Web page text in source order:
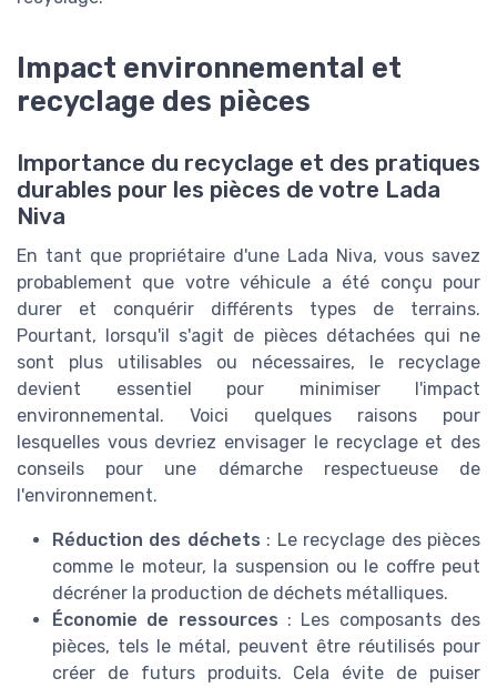
Impact environnemental et
recyclage des pièces
Importance du recyclage et des pratiques
durables pour les pièces de votre Lada
Niva
En tant que propriétaire d'une Lada Niva, vous savez
probablement que votre véhicule a été conçu pour
durer et conquérir différents types de terrains.
Pourtant, lorsqu'il s'agit de pièces détachées qui ne
sont plus utilisables ou nécessaires, le recyclage
devient essentiel pour minimiser l'impact
environnemental. Voici quelques raisons pour
lesquelles vous devriez envisager le recyclage et des
conseils pour une démarche respectueuse de
l'environnement.
Réduction des déchets : Le recyclage des pièces
comme le moteur, la suspension ou le coffre peut
décréner la production de déchets métalliques.
Économie de ressources : Les composants des
pièces, tels le métal, peuvent être réutilisés pour
créer de futurs produits. Cela évite de puiser